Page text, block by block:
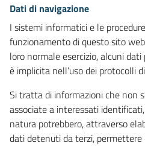
Dati di navigazione
I sistemi informatici e le
funzionamento di questo sito
loro normale esercizio, alcuni
è implicita nell’uso dei protocolli
Si tratta di informazioni che non
associate a interessati
natura potrebbero, attraverso
dati detenuti da terzi,